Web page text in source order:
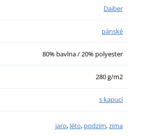
Daiber
pánské
80% bavlna / 20% polyester
280 g/m2
s kapucí
jaro, léto, podzim,zima